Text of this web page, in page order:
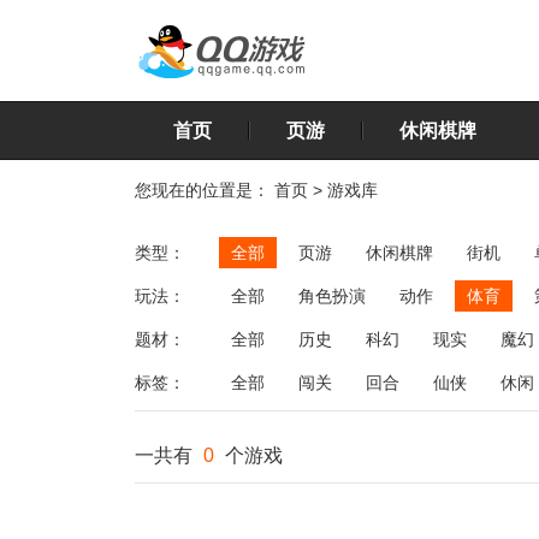
首页 页游 休闲棋牌
您现在的位置是： 首页 > 游戏库
类型： 全部 页游 休闲棋牌 街机
玩法： 全部 角色扮演 动作 体育
飞行
恋爱 第三人称射击 棋类
题材： 全部 历史 科幻 现实 魔幻
标签： 全部 闯关 回合 仙侠 休闲
一共有 0 个游戏